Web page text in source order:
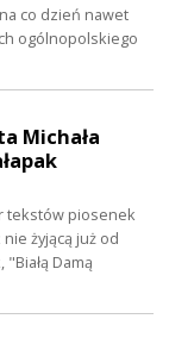
co dzień nawet
ogólnopolskiego
Michała
tekstów piosenek
nie żyjącą już od
Damą